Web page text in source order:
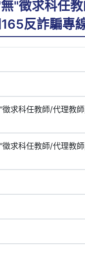
"徵求科任
反詐騙專
求科任教師/代理教
求科任教師/代理教